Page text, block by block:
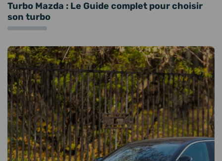
Turbo Mazda : Le Guide complet pour choisir
son turbo